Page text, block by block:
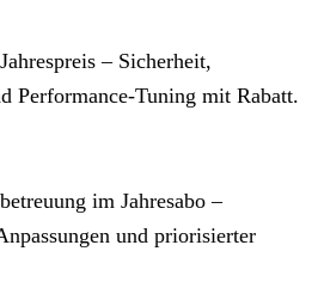
– Sicherheit,
Performance‑Tuning mit Rabatt.
im Jahresabo –
und priorisierter